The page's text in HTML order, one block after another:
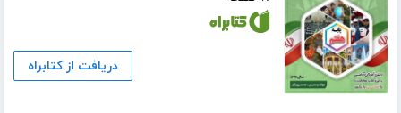
دریافت از کتابراه